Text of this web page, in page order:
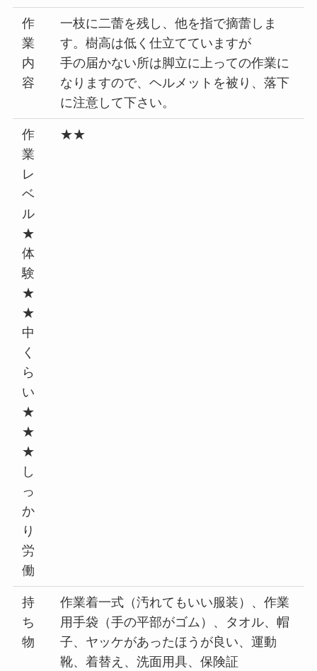
作
業
内
容
一枝に二蕾を残し、他を指で摘蕾しま
す。樹高は低く仕立てていますが
手の届かない所は脚立に上っての作業に
なりますので、ヘルメットを被り、落下
に注意して下さい。
作
業
レ
ベ
ル
★
体
験
★
★
中
く
ら
い
★
★
★
し
っ
か
り
労
働
★★
持
ち
物
作業着一式（汚れてもいい服装）、作業
用手袋（手の平部がゴム）、タオル、帽
子、ヤッケがあったほうが良い、運動
靴、着替え、洗面用具、保険証